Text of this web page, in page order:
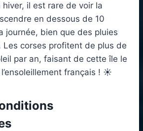
il est rare de voir la
en dessous de 10
journée, bien que des pluies
Les corses profitent de plus de
par an, faisant de cette île le
français ! ☀️